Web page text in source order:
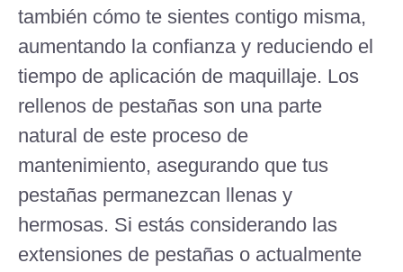
también cómo te sientes contigo misma,
aumentando la confianza y reduciendo el
tiempo de aplicación de maquillaje. Los
rellenos de pestañas son una parte
natural de este proceso de
mantenimiento, asegurando que tus
pestañas permanezcan llenas y
hermosas. Si estás considerando las
extensiones de pestañas o actualmente